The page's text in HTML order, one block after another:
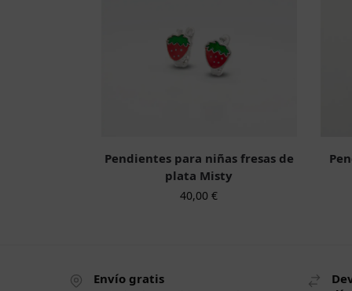
Pendientes para niñas fresas de
plata Misty
40,00€
Envío gratis